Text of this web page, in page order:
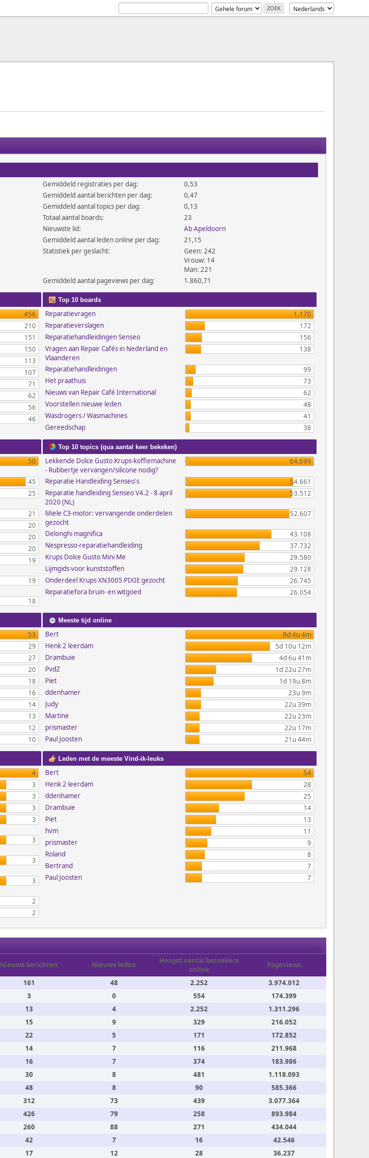
Gemiddeld registraties per dag:
0,53
Gemiddeld aantal berichten per dag:
0,47
Gemiddeld aantal topics per dag:
0,13
Totaal aantal boards:
23
Nieuwste lid:
Ab Apeldoorn
Gemiddeld aantal leden online per dag:
21,15
Statistiek per geslacht:
Geen: 242
Vrouw: 14
Man: 221
Gemiddeld aantal pageviews per dag:
1.860,71
456
210
151
150
113
107
71
62
56
46
Top 10 boards
Reparatievragen
1.170
Reparatieverslagen
172
Reparatiehandleidingen Senseo
156
Vragen aan Repair Cafés in Nederland en
Vlaanderen
138
Reparatiehandleidingen
99
Het praathuis
73
Nieuws van Repair Café International
62
Voorstellen nieuwe leden
48
Wasdrogers / Wasmachines
41
Gereedschap
38
50
45
25
21
20
20
20
19
19
18
Top 10 topics (qua aantal keer bekeken)
Lekkende Dolce Gusto Krups-koffiemachine
- Rubbertje vervangen/silicone nodig?
64.699
Reparatie Handleiding Senseo's
54.661
Reparatie handleiding Senseo V4.2 - 8 april
2020 (NL)
53.512
Miele C3-motor: vervangende onderdelen
gezocht
52.607
Delonghi magnifica
43.108
Nespresso-reparatiehandleiding
37.732
Krups Dolce Gusto Mini Me
29.580
Lijmgids voor kunststoffen
29.128
Onderdeel Krups XN3005 PIXIE gezocht
26.745
Reparatiefora bruin- en witgoed
26.054
53
29
27
20
18
16
14
13
12
10
Meeste tijd online
Bert
8d 4u 4m
Henk 2 leerdam
5d 10u 12m
Drambuie
4d 6u 41m
PvdZ
1d 22u 27m
Piet
1d 19u 8m
ddenhamer
23u 9m
Judy
22u 39m
Martine
22u 23m
prismaster
22u 17m
Paul Joosten
21u 44m
4
3
3
3
3
3
3
3
2
2
Leden met de meeste Vind-ik-leuks
Bert
54
Henk 2 leerdam
28
ddenhamer
25
Drambuie
14
Piet
13
hvm
11
prismaster
9
Roland
8
Bertrand
7
Paul Joosten
7
Nieuwe berichten Nieuwe leden
Hoogst aantal bezoekers
online
Pageviews
161 48 2.252
3.974.012
3 0 554
174.399
13 4 2.252
1.311.296
15 9 329
216.052
22 5 171
172.852
14 7 116
211.968
16 7 374
183.986
30 8 481
1.118.093
48 8 90
585.366
312 73 439
3.077.364
426 79 258
893.984
260 88 271
434.044
42 7 16
42.546
17 12 28
36.237